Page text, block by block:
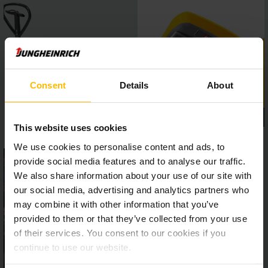
Consent Details About
This website uses cookies
We use cookies to personalise content and ads, to
provide social media features and to analyse our traffic.
We also share information about your use of our site with
our social media, advertising and analytics partners who
may combine it with other information that you’ve
provided to them or that they’ve collected from your use
of their services. You consent to our cookies if you
continue to use our website.